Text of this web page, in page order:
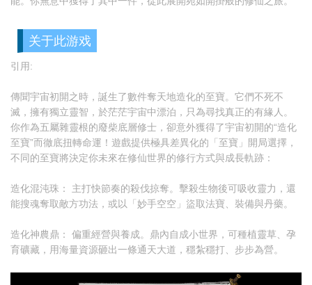
关于此游戏
引用:
傳聞宇宙初開之時，誕生了數件奪天地造化的至寶。它們不死不
滅，擁有獨立靈智，於茫茫宇宙中漂泊，只為尋找真正的有緣人。
你作為五屬雜靈根的廢柴底層修士，卻意外獲得了宇宙初開的“造化
至寶”而徹底扭轉命運！遊戲提供極具差異化的「至寶」開局選擇，
不同的至寶將決定你未來在修仙世界的修行方式與成長軌跡：
造化混沌珠： 主打快節奏的殺伐掠奪。擊殺生物後可吸收靈力，還
能搜魂奪取敵方功法，或以「妙手空空」盜取法寶、裝備與丹藥。
造化神農鼎： 偏重經營與養成。鼎內自成小世界，可種植靈草、孕
育礦藏，用海量資源砸出一條通天大道，穩紮穩打、步步為營。